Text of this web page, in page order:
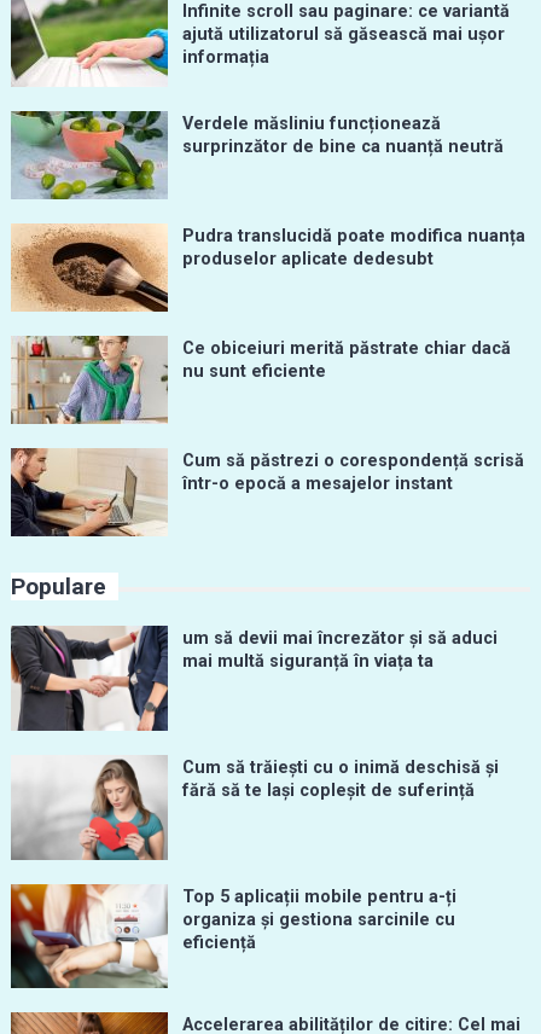
Infinite scroll sau paginare: ce variantă
ajută utilizatorul să găsească mai ușor
informația
Verdele măsliniu funcționează
surprinzător de bine ca nuanță neutră
Pudra translucidă poate modifica nuanța
produselor aplicate dedesubt
Ce obiceiuri merită păstrate chiar dacă
nu sunt eficiente
Cum să păstrezi o corespondență scrisă
într-o epocă a mesajelor instant
Populare
um să devii mai încrezător și să aduci
mai multă siguranță în viața ta
Cum să trăiești cu o inimă deschisă și
fără să te lași copleșit de suferință
Top 5 aplicații mobile pentru a-ți
organiza și gestiona sarcinile cu
eficiență
Accelerarea abilităților de citire: Cel mai